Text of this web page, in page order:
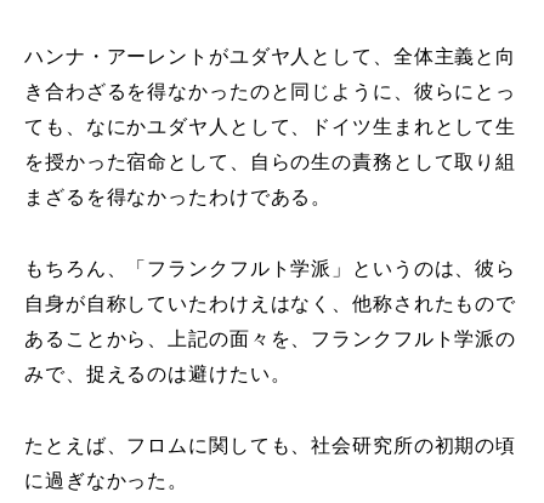
ハンナ・アーレントがユダヤ人として、全体主義と向
き合わざるを得なかったのと同じように、彼らにとっ
ても、なにかユダヤ人として、ドイツ生まれとして生
を授かった宿命として、自らの生の責務として取り組
まざるを得なかったわけである。
もちろん、「フランクフルト学派」というのは、彼ら
自身が自称していたわけえはなく、他称されたもので
あることから、上記の面々を、フランクフルト学派の
みで、捉えるのは避けたい。
たとえば、フロムに関しても、社会研究所の初期の頃
に過ぎなかった。